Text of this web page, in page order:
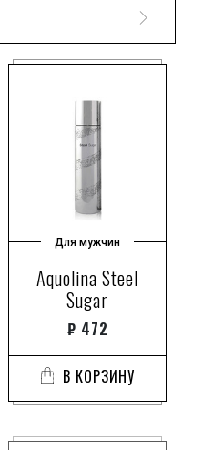
Для мужчин
Aquolina Steel
Sugar
₽ 472
В КОРЗИНУ